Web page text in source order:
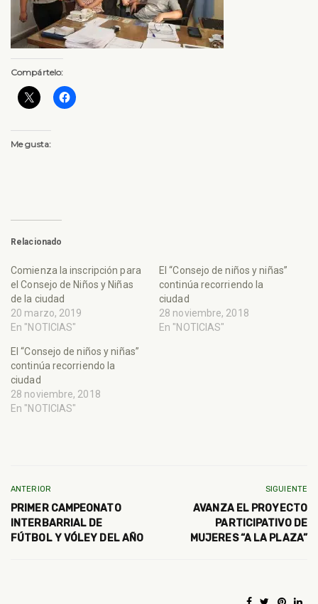
Compártelo:
Me gusta:
Relacionado
Comienza la inscripción para
el Consejo de Niños y Niñas
de la ciudad
20 marzo, 2019
En "NOTICIAS"
El “Consejo de niños y niñas”
continúa recorriendo la
ciudad
28 noviembre, 2018
En "NOTICIAS"
El “Consejo de niños y niñas”
continúa recorriendo la
ciudad
28 noviembre, 2018
En "NOTICIAS"
ANTERIOR
PRIMER CAMPEONATO
INTERBARRIAL DE
FÚTBOL Y VÓLEY DEL AÑO
SIGUIENTE
AVANZA EL PROYECTO
PARTICIPATIVO DE
MUJERES “A LA PLAZA”